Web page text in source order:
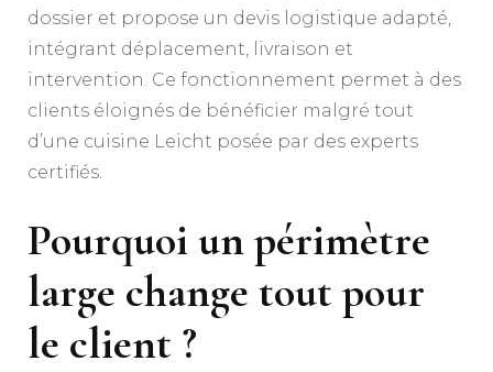
dossier et propose un devis logistique adapté,
intégrant déplacement, livraison et
intervention. Ce fonctionnement permet à des
clients éloignés de bénéficier malgré tout
d’une cuisine Leicht posée par des experts
certifiés.
Pourquoi un périmètre
large change tout pour
le client ?